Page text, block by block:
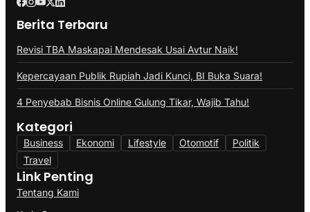
Berita Terbaru
Revisi TBA Maskapai Mendesak Usai Avtur Naik!
Kepercayaan Publik Rupiah Jadi Kunci, BI Buka Suara!
4 Penyebab Bisnis Online Gulung Tikar, Wajib Tahu!
Kategori
Business Ekonomi Lifestyle Otomotif
Politik
Travel
Link Penting
Tentang Kami